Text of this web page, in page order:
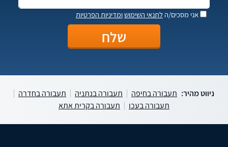
אני מסכים/הלתנאי השימושומדיניות הפרטיות
ניווט מהיר: תעבורה בחיפה תעבורה בנתניה
תעבורה בחדרה
תעבורה בעכו
תעבורה בקרית אתא